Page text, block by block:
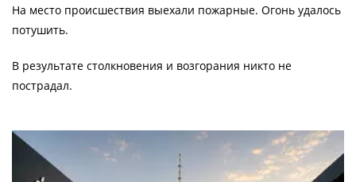
На место происшествия выехали пожарные. Огонь удалось
потушить.
В результате столкновения и возгорания никто не
пострадал.